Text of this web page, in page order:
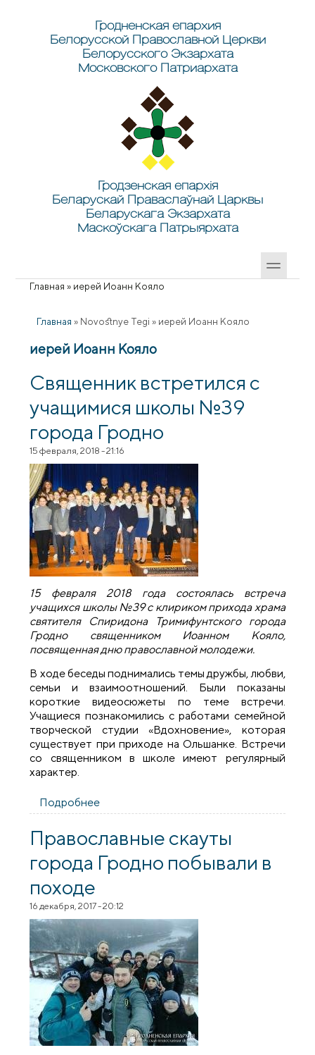
Гродненская епархия
Белорусской Православной Церкви
Белорусского Экзархата
Московского Патриархата
Гродзенская епархія
Беларускай Праваслаўнай Царквы
Беларускага Экзархата
Маскоўскага Патрыярхата
Вы здесь
Главная » иерей Иоанн Кояло
Главная » Novostnye Tegi » иерей Иоанн Кояло
иерей Иоанн Кояло
Священник встретился с
учащимися школы №39
города Гродно
15 февраля, 2018 - 21:16
15 февраля 2018 года состоялась встреча
учащихся школы №39 с клириком прихода храма
святителя Спиридона Тримифунтского города
Гродно священником Иоанном Кояло,
посвященная дню православной молодежи.
В ходе беседы поднимались темы дружбы, любви,
семьи и взаимоотношений. Были показаны
короткие видеосюжеты по теме встречи.
Учащиеся познакомились с работами семейной
творческой студии «Вдохновение», которая
существует при приходе на Ольшанке. Встречи
со священником в школе имеют регулярный
характер.
Подробнее
школы №39 города Гродно
Православные скауты
города Гродно побывали в
походе
16 декабря, 2017 - 20:12